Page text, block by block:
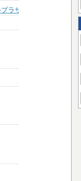
ラザ（多目的コート）